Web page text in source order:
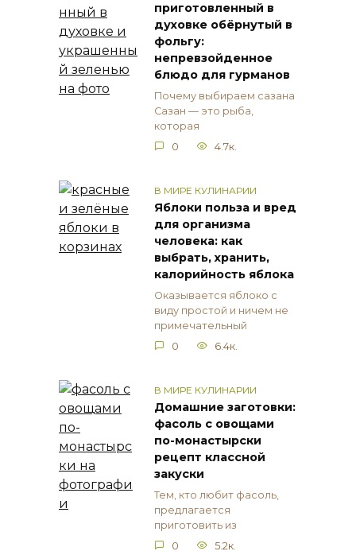
приготовленный в
духовке обёрнутый в
фольгу:
непревзойденное
блюдо для гурманов
Почему выбираем сазана
Сазан — это рыба,
которая
0
4.7к.
В МИРЕ КУЛИНАРИИ
Яблоки польза и вред
для организма
человека: как
выбрать, хранить,
калорийность яблока
Оказывается яблоко с
виду простой и ничем не
примечательный
0
6.4к.
В МИРЕ КУЛИНАРИИ
Домашние заготовки:
фасоль с овощами
по-монастырски
рецепт классной
закуски
Тем, кто любит фасоль,
предлагается
приготовить из
0
5.2к.